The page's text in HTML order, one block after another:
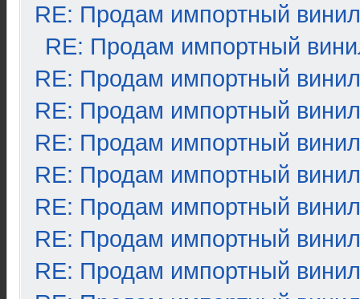
RE: Продам импортный винил
RE: Продам импортный
RE: Продам импортный винил
RE: Продам импортный винил
RE: Продам импортный винил
RE: Продам импортный винил
RE: Продам импортный винил
RE: Продам импортный винил
RE: Продам импортный винил